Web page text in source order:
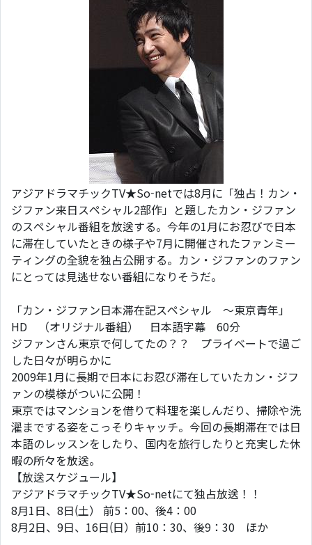
アジアドラマチックTV★So-netでは8月に「独占！カン・
ジファン来日スペシャル2部作」と題したカン・ジファン
のスペシャル番組を放送する。今年の1月にお忍びで日本
に滞在していたときの様子や7月に開催されたファンミー
ティングの全貌を独占公開する。カン・ジファンのファン
にとっては見逃せない番組になりそうだ。
「カン・ジファン日本滞在記スペシャル ～東京青年」
HD （オリジナル番組） 日本語字幕 60分
ジファンさん東京で何してたの？？ プライベートで過ご
した日々が明らかに
2009年1月に長期で日本にお忍び滞在していたカン・ジフ
ァンの模様がついに公開！
東京ではマンションを借りて料理を楽しんだり、掃除や洗
濯までする姿をこっそりキャッチ。今回の長期滞在では日
本語のレッスンをしたり、国内を旅行したりと充実した休
暇の所々を放送。
【放送スケジュール】
アジアドラマチックTV★So-netにて独占放送！！
8月1日、8日(土） 前5：00、後4：00
8月2日、9日、16日(日）前10：30、後9：30 ほか